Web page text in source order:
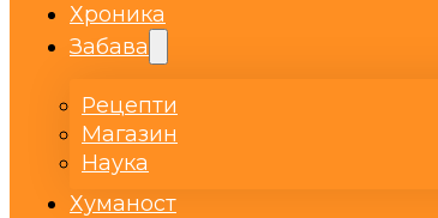
Хроника
Забава
Рецепти
Магазин
Наука
Хуманост